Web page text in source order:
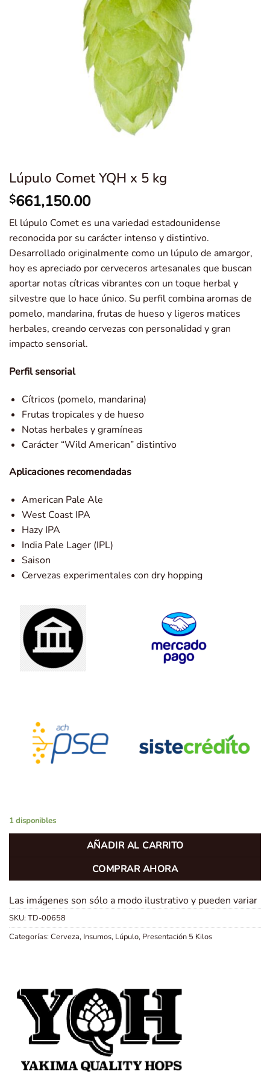
Lúpulo Comet YQH x 5 kg
$661,150.00
El lúpulo Comet es una variedad estadounidense
reconocida por su carácter intenso y distintivo.
Desarrollado originalmente como un lúpulo de amargor,
hoy es apreciado por cerveceros artesanales que buscan
aportar notas cítricas vibrantes con un toque herbal y
silvestre que lo hace único. Su perfil combina aromas de
pomelo, mandarina, frutas de hueso y ligeros matices
herbales, creando cervezas con personalidad y gran
impacto sensorial.
Perfil sensorial
Cítricos (pomelo, mandarina)
Frutas tropicales y de hueso
Notas herbales y gramíneas
Carácter “Wild American” distintivo
Aplicaciones recomendadas
American Pale Ale
West Coast IPA
Hazy IPA
India Pale Lager (IPL)
Saison
Cervezas experimentales con dry hopping
1 disponibles
AÑADIR AL CARRITO
COMPRAR AHORA
Las imágenes son sólo a modo ilustrativo y pueden variar
SKU: TD-00658
Categorías: Cerveza, Insumos, Lúpulo, Presentación 5 Kilos